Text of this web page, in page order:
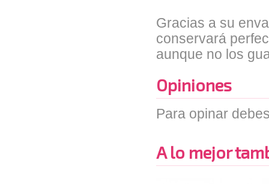
Gracias a su
conservará
aunque no los
Opiniones
Para opinar
A lo mejor